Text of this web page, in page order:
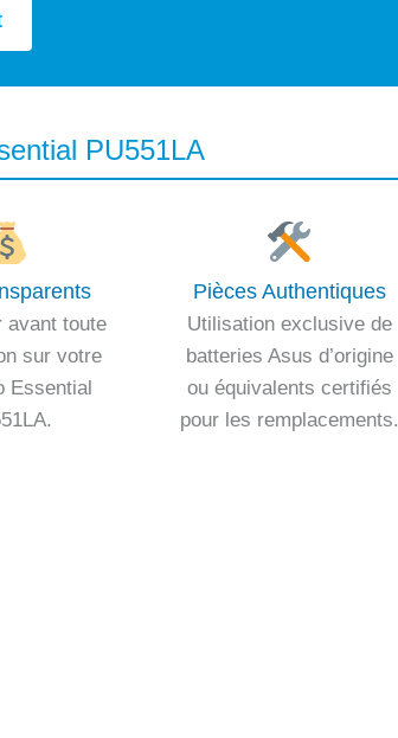
PU551LA
avant toute
sur votre
Essential
Pièces Authentiques
Utilisation exclusive de
batteries Asus d’origine
ou équivalents certifiés
pour les remplacements.